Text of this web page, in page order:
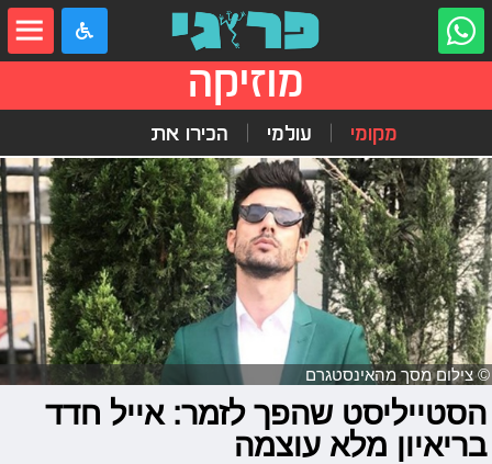
מוזיקה
מקומי עולמי הכירו את
© צילום מסך מהאינסטגרם
הסטייליסט שהפך לזמר: אייל חדד
בריאיון מלא עוצמה